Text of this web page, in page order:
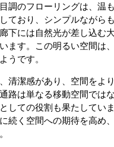
調のフローリングは、温
ており、シンプルながら
下には自然光が差し込む
ます。この明るい空間は
うです。
清潔感があり、空間をよ
路は単なる移動空間では
しての役割も果たしてい
続く空間への期待を高め